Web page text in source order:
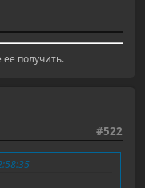
получить.
#522